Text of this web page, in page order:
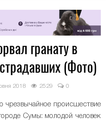
гранату в
(Фото)
2018 2529 0
чрезвычайное происшествие
Сумы: молодой человек